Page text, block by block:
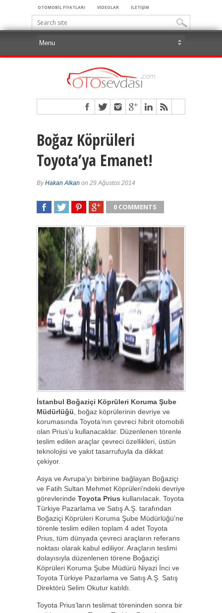
OTOMOBİL FİYATLARI VİDEOLAR İLETİŞİM
Boğaz Köprüleri
Toyota’ya Emanet!
ByHakan Alkan on 29 Ağustos 2014
0 COMMENTS
İstanbul Boğaziçi Köprüleri Koruma Şube
Müdürlüğü , boğaz köprülerinin devriye ve
korumasında Toyota’nın çevreci hibrit otomobili
olan Prius’u kullanacaklar. Düzenlenen törenle
teslim edilen araçlar çevreci özellikleri, üstün
teknolojisi ve yakıt tasarrufuyla da dikkat
çekiyor.
Asya ve Avrupa’yı birbirine bağlayan Boğaziçi
ve Fatih Sultan Mehmet Köprüleri’ndeki devriye
görevlerinde Toyota Prius kullanılacak. Toyota
Türkiye Pazarlama ve Satış A.Ş. tarafından
Boğaziçi Köprüleri Koruma Şube Müdürlüğü’ne
törenle teslim edilen toplam 4 adet Toyota
Prius, tüm dünyada çevreci araçların referans
noktası olarak kabul ediliyor. Araçların teslimi
dolayısıyla düzenlenen törene Boğaziçi
Köprüleri Koruma Şube Müdürü Niyazi İnci ve
Toyota Türkiye Pazarlama ve Satış A.Ş. Satış
Direktörü Selim Okutur katıldı.
Toyota Prius’ların teslimat töreninden sonra bir